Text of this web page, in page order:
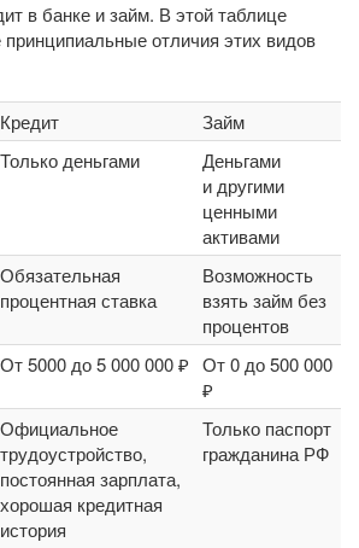
в банке и займ. В этой таблице
отличия этих видов
Кредит
Займ
Только деньгами
Деньгами
и другими
ценными
активами
Обязательная
процентная ставка
Возможность
взять займ без
процентов
От 5000 до 5 000 000 ₽ От 0 до 500 000
₽
Официальное
трудоустройство,
постоянная зарплата,
хорошая кредитная
история
Только паспорт
гражданина РФ